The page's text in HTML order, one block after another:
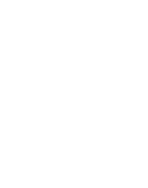
dana